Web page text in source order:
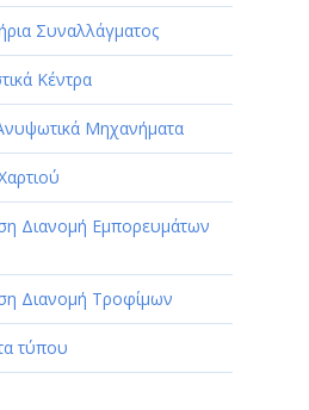
Συναλλάγματος
Κέντρα
Μηχανήματα
Διανομή Εμπορευμάτων
Διανομή Τροφίμων
τύπου